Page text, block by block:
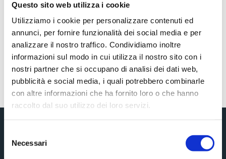
Questo sito web utilizza i cookie
Utilizziamo i cookie per personalizzare contenuti ed
annunci, per fornire funzionalità dei social media e per
analizzare il nostro traffico. Condividiamo inoltre
informazioni sul modo in cui utilizza il nostro sito con i
nostri partner che si occupano di analisi dei dati web,
pubblicità e social media, i quali potrebbero combinarle
con altre informazioni che ha fornito loro o che hanno
raccolto dal suo utilizzo dei loro servizi.
delNecessari
LEGGI
Ricevimento